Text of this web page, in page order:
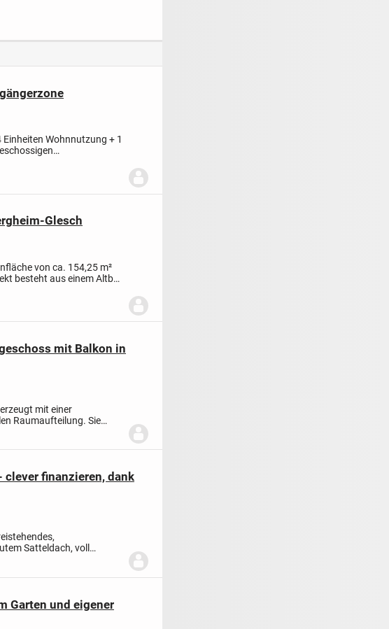
Einheiten Wohnnutzung + 1
Glesch
von ca. 154,25 m²
besteht aus einem Altbau
mit Balkon in
mit einer
Raumaufteilung. Sie
Flur, einen...
clever finanzieren, dank
Satteldach, voll
Haus in 1975 als...
Garten und eigener